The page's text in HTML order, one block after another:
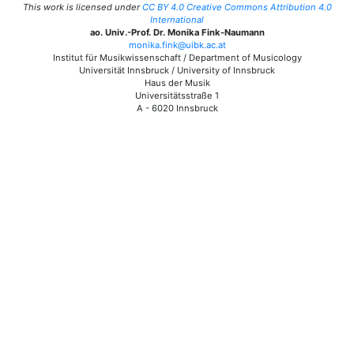
This work is licensed underCC BY 4.0 Creative Commons Attribution 4.0
International
ao. Univ.-Prof. Dr. Monika Fink-Naumann
monika.fink@uibk.ac.at
Institut für Musikwissenschaft / Department of Musicology
Universität Innsbruck / University of Innsbruck
Haus der Musik
Universitätsstraße 1
A - 6020 Innsbruck